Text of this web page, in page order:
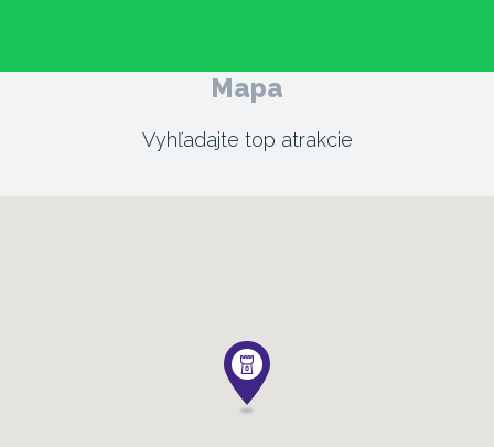
Mapa
Vyhľadajte top atrakcie